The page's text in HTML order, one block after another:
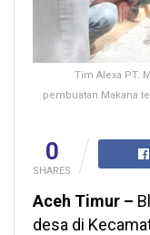
Tim Alexa PT.
pembuatan Makana
0
SHARES
Aceh Timur –
desa di